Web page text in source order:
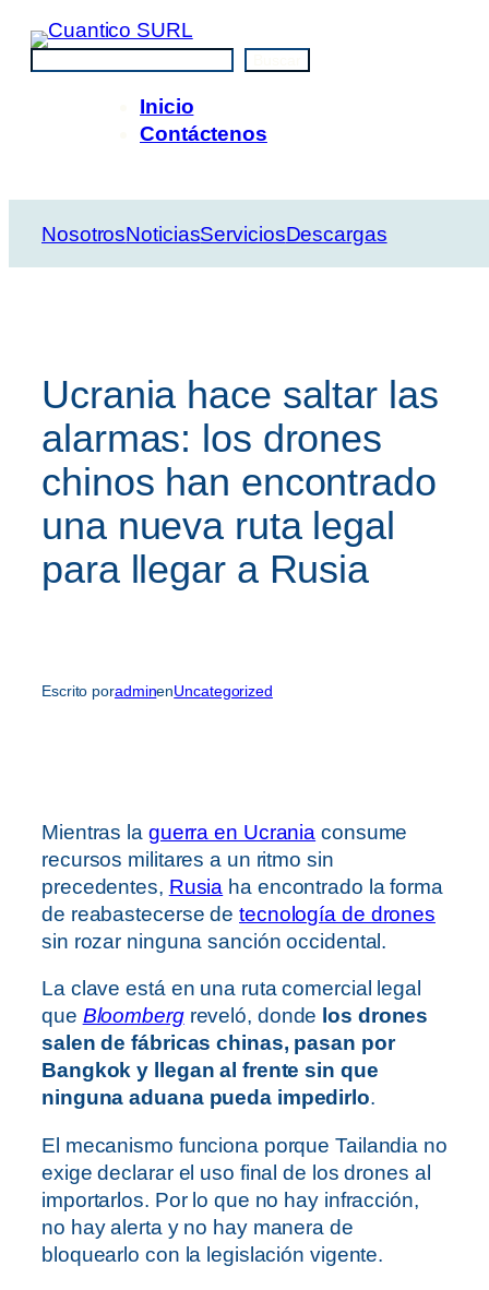
Saltar
contenido
Inicio
Contáctenos
NosotrosNoticiasServiciosDescargas
Ucrania hace saltar las
alarmas: los drones
chinos han encontrado
una nueva ruta legal
para llegar a Rusia
Escrito poradminenUncategorized
Mientras la guerra en Ucrania consume
recursos militares a un ritmo sin
precedentes, Rusia ha encontrado la forma
de reabastecerse de tecnología de drones
sin rozar ninguna sanción occidental.
La clave está en una ruta comercial legal
que Bloombergreveló, donde los drones
salen de fábricas chinas, pasan por
Bangkok y llegan al frente sin que
ninguna aduana pueda impedirlo.
El mecanismo funciona porque Tailandia no
exige declarar el uso final de los drones al
importarlos. Por lo que no hay infracción,
no hay alerta y no hay manera de
bloquearlo con la legislación vigente.